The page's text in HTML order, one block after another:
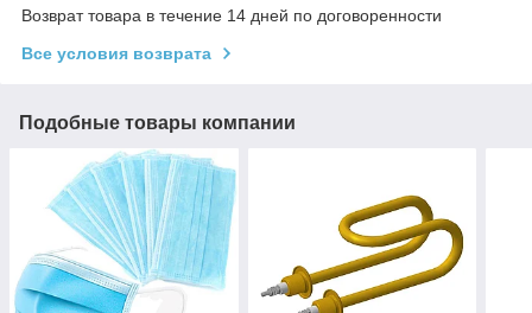
Возврат товара в течение 14 дней по договоренности
Все условия возврата
Подобные товары компании